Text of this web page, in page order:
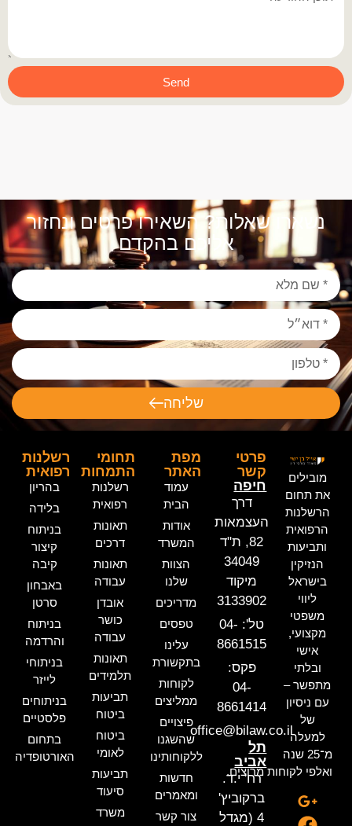
Send
נשארו שאלות? השאירו פרטים ונחזור
אליכם בהקדם
שליחה
מובילים
את תחום
הרשלנות
הרפואית
ותביעות
הנזיקין
בישראל
ליווי
משפטי
מקצועי,
אישי
ובלתי
מתפשר –
עם ניסיון
של
למעלה
מ־25 שנה
ואלפי לקוחות מרוצים.
מפת
האתר
עמוד
הבית
אודות
המשרד
הצוות
שלנו
מדריכים
טפסים
עלינו
בתקשורת
לקוחות
ממליצים
פיצויים
שהשגנו
ללקוחותינו
חדשות
ומאמרים
צור קשר
תחומי
התמחות
רשלנות
רפואית
תאונות
דרכים
תאונות
עבודה
אובדן
כושר
עבודה
תאונות
תלמידים
תביעות
ביטוח
ביטוח
לאומי
תביעות
סיעוד
משרד
רשלנות
רפואית
בהריון
בלידה
בניתוח
קיצור
קיבה
באבחון
סרטן
בניתוח
והרדמה
בניתוחי
לייזר
בניתוחים
פלסטיים
בתחום
האורטופדיה
פרטי
קשר
חיפה
דרך
העצמאות
82, ת"ד
34049
מיקוד
3133902
טל': 04-
8661515
פקס:
04-
8661414
office@bilaw.co.il
תל
אביב
רח' י.ד.
ברקוביץ'
4 (מגדל